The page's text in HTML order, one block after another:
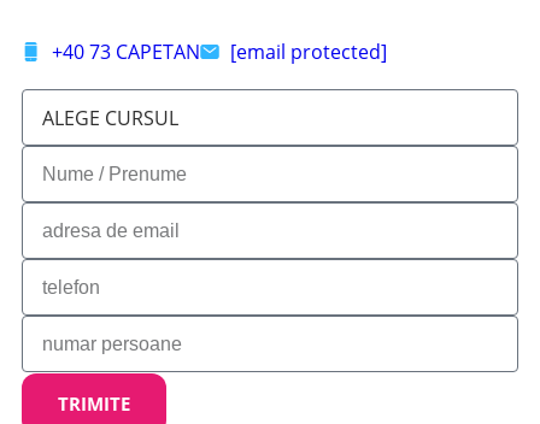
+40 73 CAPETAN [email protected]
TRIMITE